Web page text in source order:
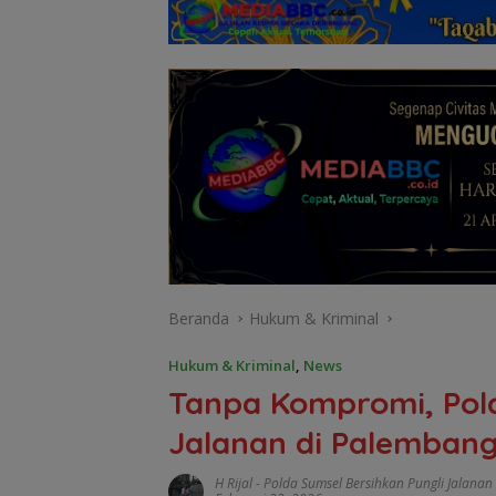
Beranda Hukum & Kriminal
Hukum & Kriminal, News
Tanpa Kompromi,
Jalanan di Palembang
H Rijal- Polda Sumsel Bersihkan Pungli